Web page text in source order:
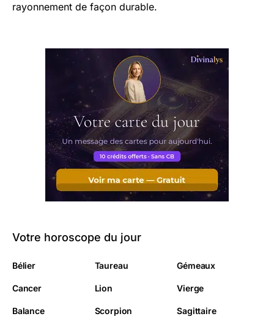
rayonnement de façon durable.
Votre horoscope du jour
Bélier Taureau Gémeaux
Cancer Lion Vierge
Balance Scorpion Sagittaire